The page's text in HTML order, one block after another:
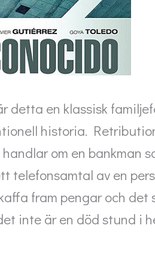
detta en klassisk
historia.
om en bankman
telefonsamtal av en
fram pengar och det
inte är en död stund i